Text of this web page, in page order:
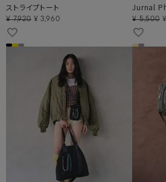
ストライプトート
¥ 7,920 ¥ 3,960
Jurnal
¥ 5,500 ¥